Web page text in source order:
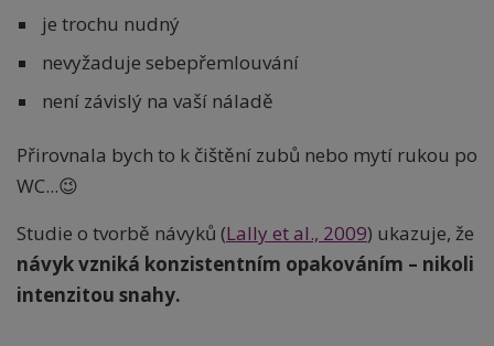
je trochu nudný
nevyžaduje sebepřemlouvání
není závislý na vaší náladě
Přirovnala bych to k čištění zubů nebo mytí rukou po
WC...😉
Studie o tvorbě návyků (Lally et al., 2009) ukazuje, že
návyk vzniká konzistentním opakováním – nikoli
intenzitou snahy.